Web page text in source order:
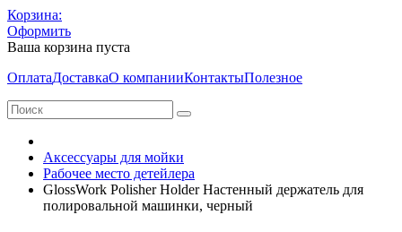
Корзина:
Оформить
Ваша корзина пуста
ОплатаДоставкаО компанииКонтактыПолезное
Аксессуары для мойки
Рабочее место детейлера
GlossWork Polisher Holder Настенный держатель для
полировальной машинки, черный